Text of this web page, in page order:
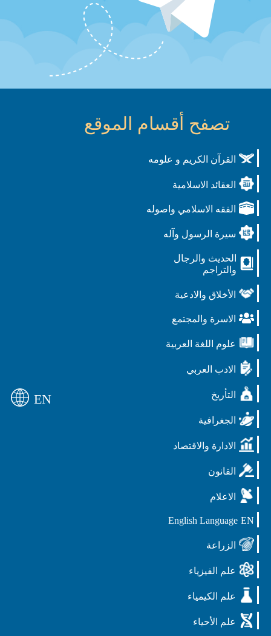
تصفح أقسام الموقع
القرآن الكريم و علومه
العقائد الاسلامية
الفقه الاسلامي واصوله
سيرة الرسول وآله
الحديث والرجال
والتراجم
الأخلاق والادعية
الاسرة والمجتمع
علوم اللغة العربية
الادب العربي
التأريخ
الجغرافية
الادارة والاقتصاد
القانون
الاعلام
EN
English Language
الزراعة
علم الفيزياء
علم الكيمياء
علم الأحياء
EN